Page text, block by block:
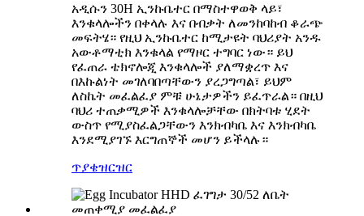
አዲሱን 30H ኢንኩቤተር በማስተዋወቅ ላይ፣
እንቁላሎችን በቀላሉ እና በብቃት ለመንከባከብ ቆራጭ
መፍትሄ። የዚህ ኢንኩቤተር ከሚታዩት ባህሪያት አንዱ
አውቶማቲክ እንቁላል የማዞር ተግባር ነው። ይህ
የፈጠራ ቴክኖሎጂ እንቁላሎች ያለማቋረጥ እና
በእኩልነት መገለባበጣቸውን ያረጋግጣል፣ ይህም
ለስኬት መፈልፈያ ምቹ ሁኔታዎችን ይፈጥራል። በዚህ
ባህሪ ተጠቃሚዎች እንቁላሎቻቸው በክትባቱ ሂደት
ውስጥ የሚያስፈልጋቸውን እንክብካቤ እና እንክብካቤ
እንደሚያገኙ እርግጠኞች መሆን ይችላሉ።
ጥያቄዝርዝር